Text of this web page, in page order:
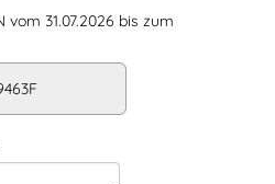
vom 31.07.2026 bis zum